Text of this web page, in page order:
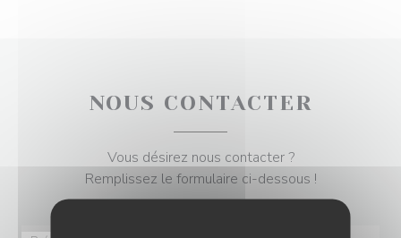
NOUS CONTACTER
Vous désirez nous contacter ?
Remplissez le formulaire ci-dessous !